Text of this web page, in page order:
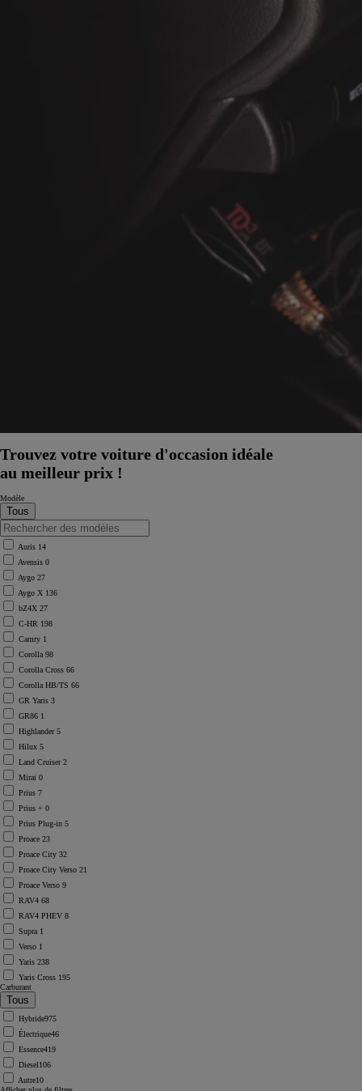
Trouvez votre voiture d'occasion idéale
au meilleur prix !
Modèle
Auris 14
Avensis 0
Aygo 27
Aygo X 136
bZ4X 27
C-HR 198
Camry 1
Corolla 98
Corolla Cross 66
Corolla HB/TS 66
GR Yaris 3
GR86 1
Highlander5
Hilux 5
Land Cruiser2
Mirai 0
Prius 7
Prius + 0
Prius Plug-in 5
Proace 23
Proace City 32
Proace City Verso 21
Proace Verso 9
RAV4 68
RAV4 PHEV 8
Supra 1
Verso 1
Yaris 238
Yaris Cross 195
Carburant
Hybride975
Électrique46
Essence419
Diesel106
Autre10